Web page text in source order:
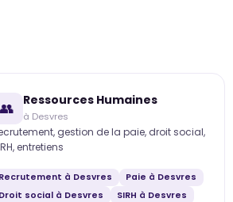
👥 Ressources Humaines
à Desvres
gestion de la paie, droit social,
entretiens
Recrutement à Desvres
Paie à Desvres
Droit social à Desvres
SIRH à Desvres